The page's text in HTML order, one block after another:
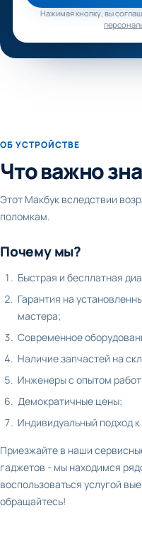
Нажимая кнопку, вы
ОБ УСТРОЙСТВЕ
Что важно
Этот Макбук вследствии
поломкам.
Почему мы?
Быстрая и бесплатная
Гарантия на
мастера;
Современное
Наличие запчастей на
Инженеры с опытом
Демократичные цены;
Индивидуальный подход
Приезжайте в наши
гаджетов - мы находимся
воспользоваться услугой
обращайтесь!